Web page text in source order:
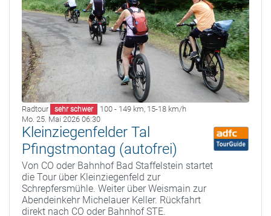
Radtour sehr schwer 100 - 149 km, 15-18 km/h
Mo. 25. Mai 2026 06:30
Kleinziegenfelder Tal
Pfingstmontag (autofrei)
Von CO oder Bahnhof Bad Staffelstein startet
die Tour über Kleinziegenfeld zur
Schrepfersmühle. Weiter über Weismain zur
Abendeinkehr Michelauer Keller. Rückfahrt
direkt nach CO oder Bahnhof STE.